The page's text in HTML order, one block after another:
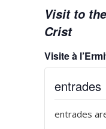
Visit to
Crist
Visite à
entrades
entrades